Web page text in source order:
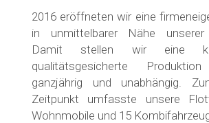
2016 eröffneten wir eine
in unmittelbarer Nähe unserer
Damit stellen wir eine
qualitätsgesicherte
ganzjährig und unabhängig.
Zeitpunkt umfasste unsere
Wohnmobile und 15